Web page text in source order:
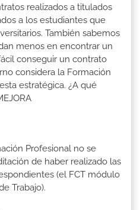
realizados a titulados
a los estudiantes que
También sabemos
menos en encontrar un
conseguir un contrato
considera la Formación
estratégica. ¿A qué
Profesional no se
de haber realizado las
(el FCT módulo
Trabajo).